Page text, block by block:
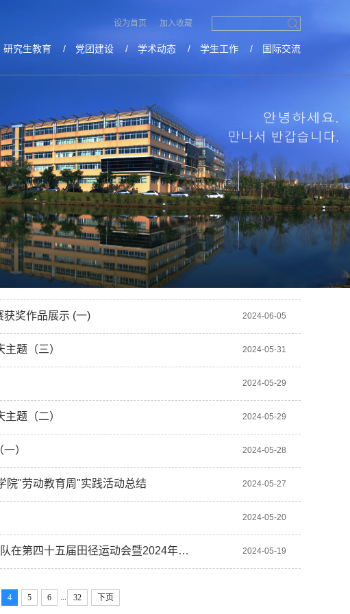
设为首页 加入收藏
研究生教育 / 党团建设 / 学术动态 / 学生工作 / 国际交流
2024-06-26
至上 生命至上”主题团日活动
2024-06-24
党走” 2024年度新发展团员入团仪… 2024-06-20
奖作品展示 （二） 2024-06-06
专属你们的毕业季活动预告！
奖作品展示 (一) 2024-06-05
题（三） 2024-05-31
2024-05-29
题（二） 2024-05-29
） 2024-05-28
院"劳动教育周"实践活动总结 2024-05-27
2024-05-20
在第四十五届田径运动会暨2024年… 2024-05-19
4 5 6 32 下页